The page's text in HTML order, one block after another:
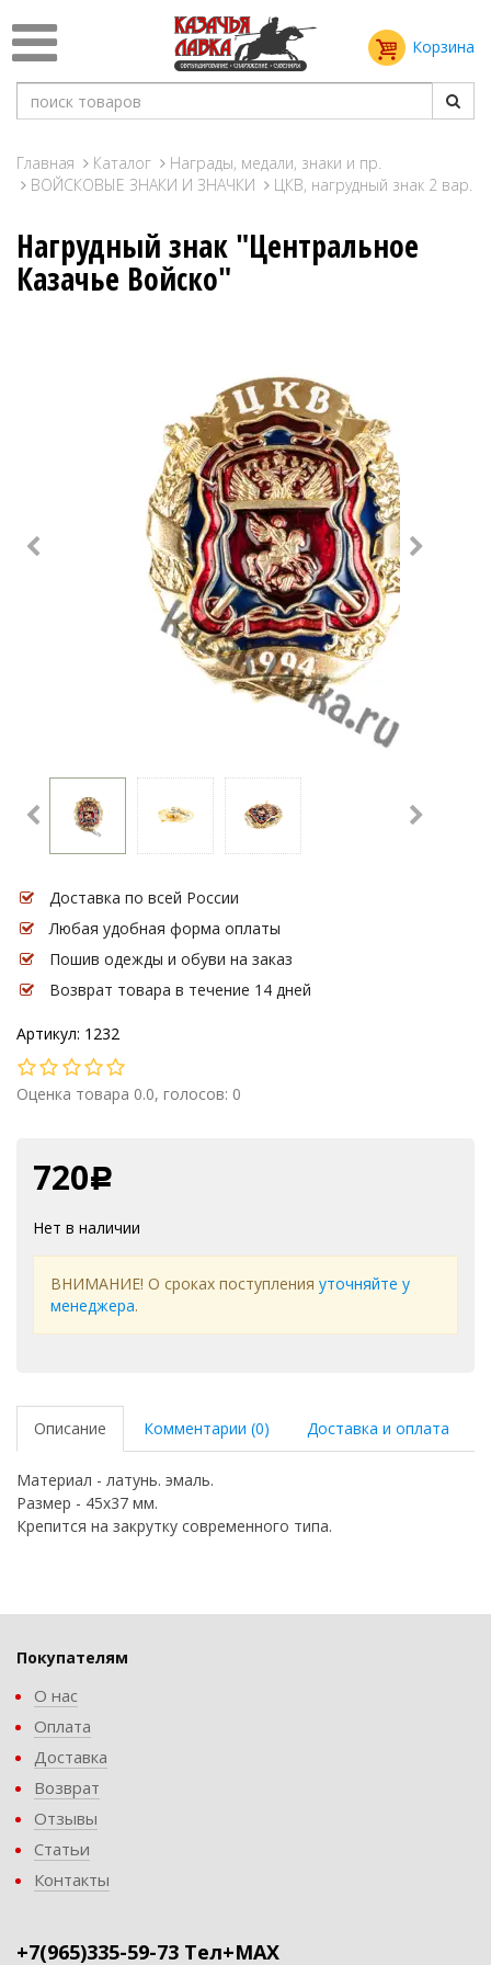
Корзина
Главная Каталог
Награды, медали, знаки и пр.
ВОЙСКОВЫЕ ЗНАКИ И ЗНАЧКИ
ЦКВ, нагрудный знак 2 вар.
Нагрудный знак "Центральное
Казачье Войско"
Доставка по всей России
Любая удобная форма оплаты
Пошив одежды и обуви на заказ
Возврат товара в течение 14 дней
Артикул: 1232
Оценка товара 0.0, голосов: 0
720Р
Нет в наличии
ВНИМАНИЕ! О сроках поступления уточняйте у
менеджера.
Описание Комментарии (0) Доставка и оплата
Материал - латунь. эмаль.
Размер - 45х37 мм.
Крепится на закрутку современного типа.
Покупателям
О нас
Оплата
Доставка
Возврат
Отзывы
Статьи
Контакты
+7(965)335-59-73 Тел+MAX